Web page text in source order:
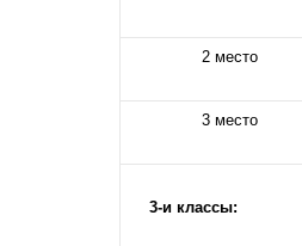
2 место
3 место
3-и классы: